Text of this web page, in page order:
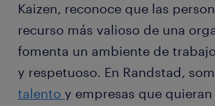
Kaizen, reconoce que las
recurso más valioso de una
fomenta un ambiente de
y respetuoso. En Randstad,
talento y empresas que quieran